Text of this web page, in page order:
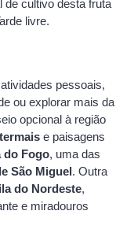
de cultivo desta fruta
livre.
pessoais,
ou explorar mais da
opcional à região
e paisagens
do Fogo, uma das
São Miguel. Outra
do Nordeste,
e miradouros